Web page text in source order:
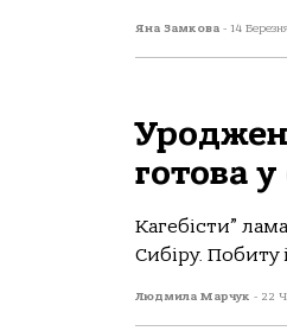
Яна Замкова - 14
готова
Кагебісти”
Сибіру. Побиту
Людмила Марчук - 22